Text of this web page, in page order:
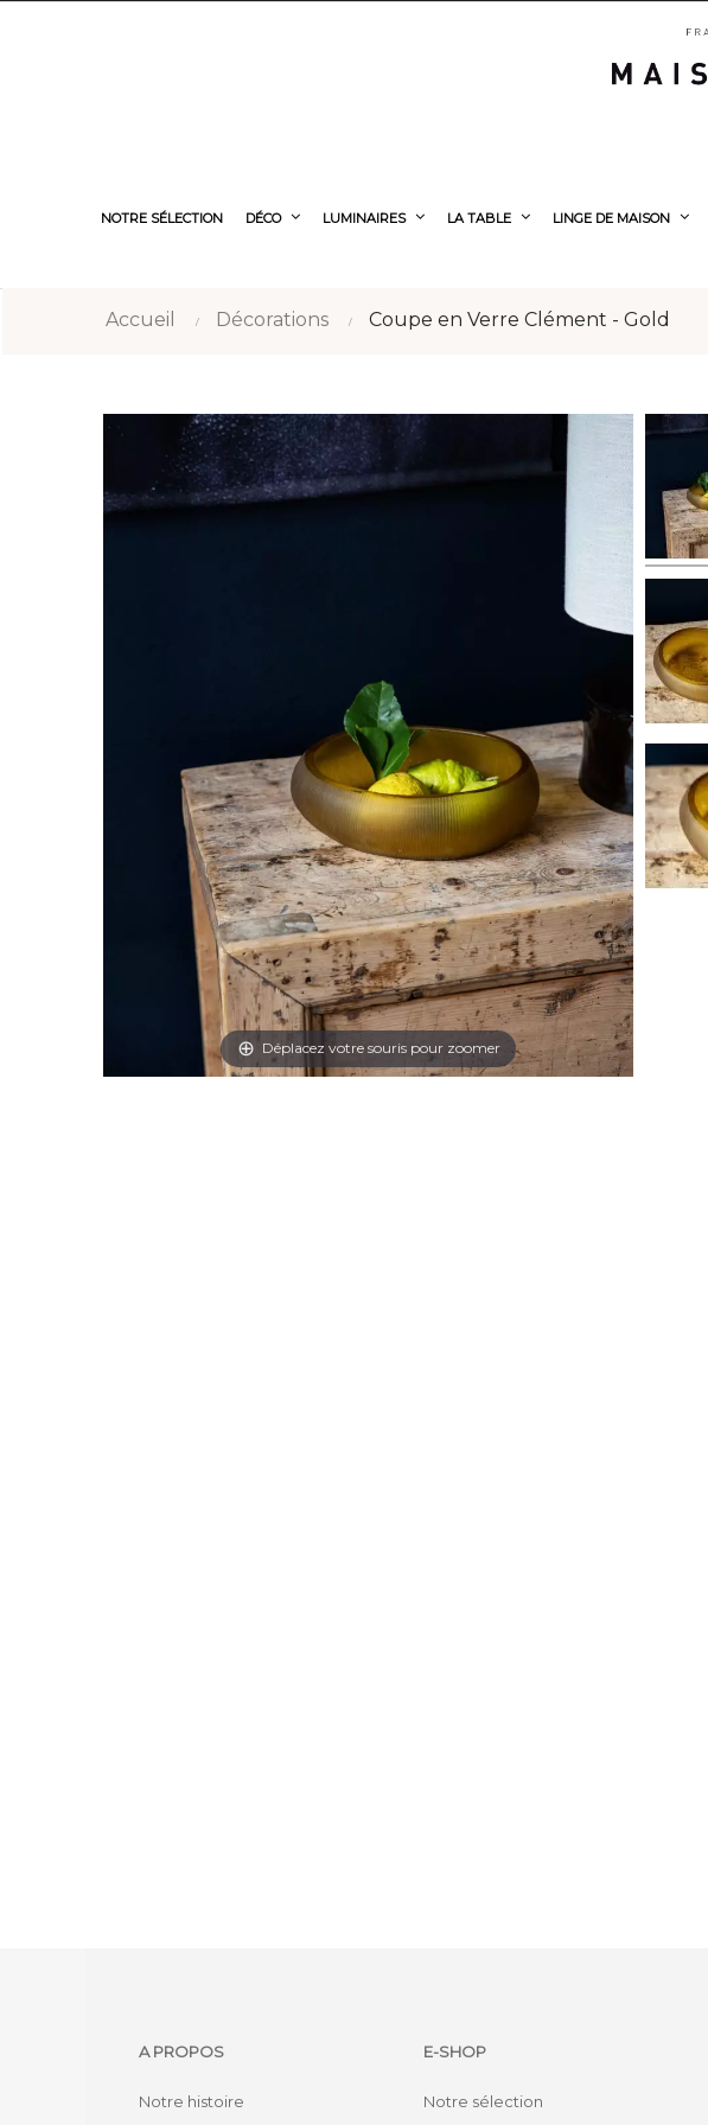
NOTRE SÉLECTION DÉCO LUMINAIRES LA TABLE LINGE DE MAISON
Accueil Décorations Coupe en Verre Clément - Gold
Déplacez votre souris pour zoomer
A PROPOS
Notre histoire
E-SHOP
Notre sélection